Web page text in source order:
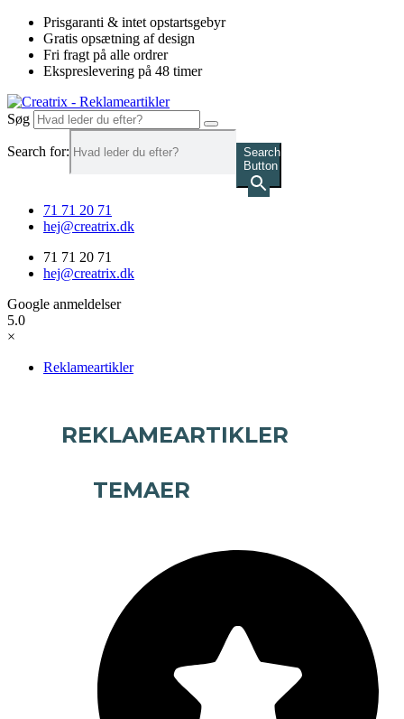
Videre
indhold
Prisgaranti & intet opstartsgebyr
Gratis opsætning af design
Fri fragt på alle ordrer
Ekspreslevering på 48 timer
Søg
Search for:
Search
Button
71 71 20 71
hej@creatrix.dk
71 71 20 71
hej@creatrix.dk
Google anmeldelser
5.0
×
Reklameartikler
REKLAMEARTIKLER
TEMAER